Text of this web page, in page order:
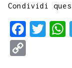
Condividi
F
T